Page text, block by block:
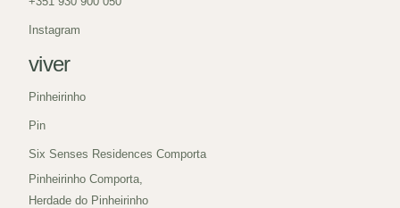
Instagram
viver
Pinheirinho
Pin
Six Senses Residences Comporta
Pinheirinho Comporta,
Herdade do Pinheirinho